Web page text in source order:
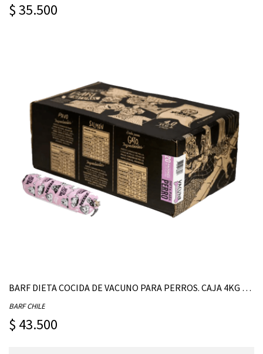
$ 35.500
BARF DIETA COCIDA DE VACUNO PARA PERROS. CAJA 4KG - (CONTIENE 20 UNIDADES DE 200G)
BARF CHILE
$ 43.500